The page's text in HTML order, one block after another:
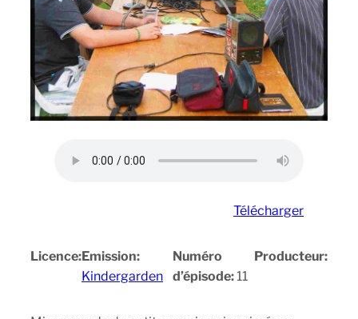
Télécharger
Licence: Emission:
Kindergarden
Numéro
d’épisode:11
Producteur: